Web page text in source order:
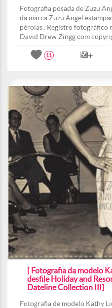
Fotografia posada de Zuzu
da marca Zuzu Angel
pérolas . Registro fotográfico
David Drew Zingg com
11
[ Fotografia da modelo
desfile Holiday and
Dateline Collection III]
Fotografia de modelo Kathy